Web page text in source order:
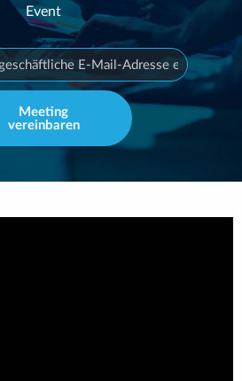
Event
Meeting
vereinbaren